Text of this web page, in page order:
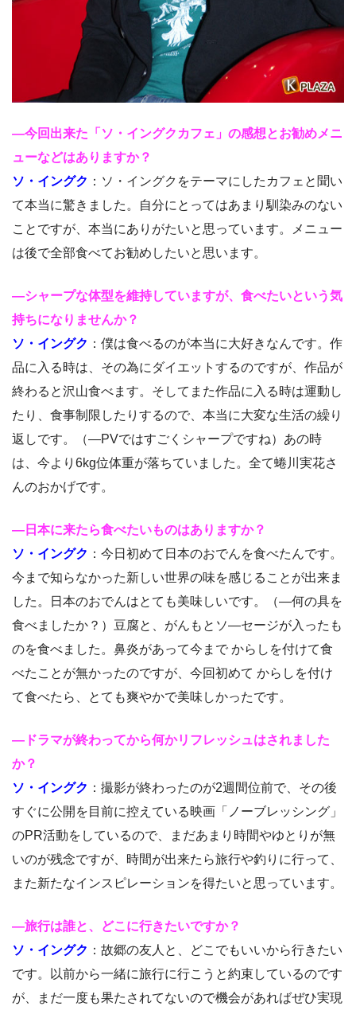
―今回出来た「ソ・イングクカフェ」の感想とお勧めメニ
ューなどはありますか？
ソ・イングク ：ソ・イングクをテーマにしたカフェと聞い
て本当に驚きました。自分にとってはあまり馴染みのない
ことですが、本当にありがたいと思っています。メニュー
は後で全部食べてお勧めしたいと思います。
―シャープな体型を維持していますが、食べたいという気
持ちになりませんか？
ソ・イングク ：僕は食べるのが本当に大好きなんです。作
品に入る時は、その為にダイエットするのですが、作品が
終わると沢山食べます。そしてまた作品に入る時は運動し
たり、食事制限したりするので、本当に大変な生活の繰り
返しです。（―PVではすごくシャープですね）あの時
は、今より6kg位体重が落ちていました。全て蜷川実花さ
んのおかげです。
―日本に来たら食べたいものはありますか？
ソ・イングク ：今日初めて日本のおでんを食べたんです。
今まで知らなかった新しい世界の味を感じることが出来ま
した。日本のおでんはとても美味しいです。（―何の具を
食べましたか？）豆腐と、がんもとソ―セージが入ったも
のを食べました。鼻炎があって今まで からしを付けて食
べたことが無かったのですが、今回初めて からしを付け
て食べたら、とても爽やかで美味しかったです。
―ドラマが終わってから何かリフレッシュはされました
か？
ソ・イングク ：撮影が終わったのが2週間位前で、その後
すぐに公開を目前に控えている映画「ノーブレッシング」
のPR活動をしているので、まだあまり時間やゆとりが無
いのが残念ですが、時間が出来たら旅行や釣りに行って、
また新たなインスピレーションを得たいと思っています。
―旅行は誰と、どこに行きたいですか？
ソ・イングク ：故郷の友人と、どこでもいいから行きたい
です。以前から一緒に旅行に行こうと約束しているのです
が、まだ一度も果たされてないので機会があればぜひ実現